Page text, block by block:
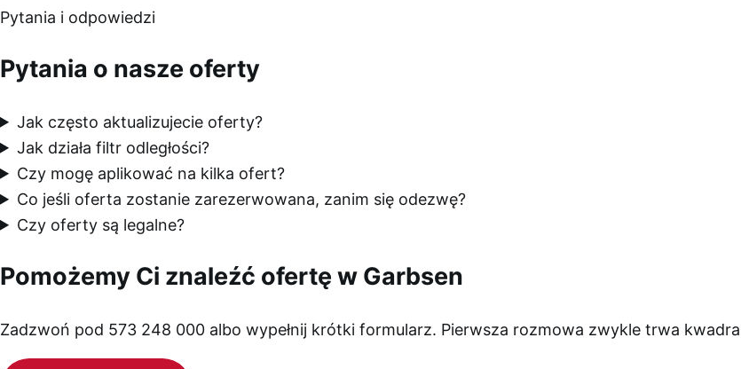
Pytania i odpowiedzi
Pytania o nasze oferty
Jak często aktualizujecie oferty?
Jak działa filtr odległości?
Czy mogę aplikować na kilka ofert?
Co jeśli oferta zostanie zarezerwowana, zanim się odezwę?
Czy oferty są legalne?
Pomożemy Ci znaleźć ofertę w Garbsen
Zadzwoń pod 573 248 000 albo wypełnij krótki formularz. Pierwsza rozmowa zwykle trwa